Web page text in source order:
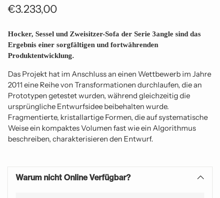
Normaler
Preis
€3.233,00
Hocker, Sessel und Zweisitzer-Sofa der Serie 3angle sind das
Ergebnis einer sorgfältigen und fortwährenden
Produktentwicklung.
Das Projekt hat im Anschluss an einen Wettbewerb im Jahre
2011 eine Reihe von Transformationen durchlaufen, die an
Prototypen getestet wurden, während gleichzeitig die
ursprüngliche Entwurfsidee beibehalten wurde.
Fragmentierte, kristallartige Formen, die auf systematische
Weise ein kompaktes Volumen fast wie ein Algorithmus
beschreiben, charakterisieren den Entwurf.
Warum nicht Online Verfügbar?